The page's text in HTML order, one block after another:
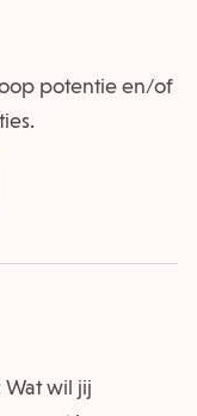
potentie en/of
wil jij